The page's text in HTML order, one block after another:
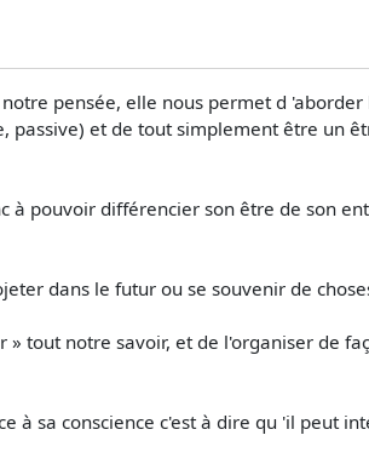
pensée, elle nous permet d
passive) et de tout simplement être un
à pouvoir différencier son être de son
dans le futur ou se souvenir de
tout notre savoir, et de l'organiser de
sa conscience c'est à dire qu 'il peut